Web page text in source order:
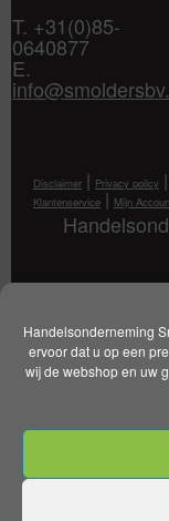
Handelsonderneming
ervoor dat u op een
wij de webshop en uw
T. +31(0)85-
0640877
E.
Disclaimer | Privacy policy |
Klantenservice | Mijn